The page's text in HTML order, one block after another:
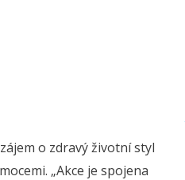
o zdravý životní styl
„Akce je spojena